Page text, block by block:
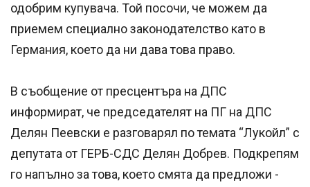
одобрим купувача. Той посочи, че можем да
приемем специално законодателство като в
Германия, което да ни дава това право.
В съобщение от пресцентъра на ДПС
информират, че председателят на ПГ на ДПС
Делян Пеевски е разговарял по темата “Лукойл” с
депутата от ГЕРБ-СДС Делян Добрев. Подкрепям
го напълно за това, което смята да предложи -